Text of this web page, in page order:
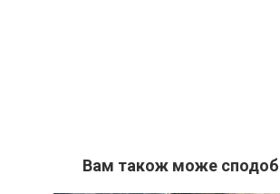
Вам також може